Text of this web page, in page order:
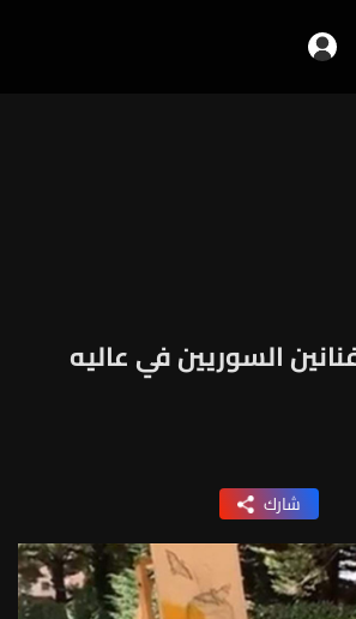
السوريين في عاليه
شارك